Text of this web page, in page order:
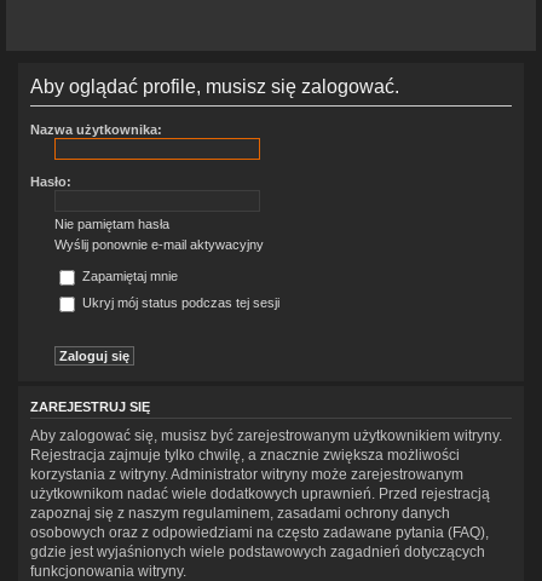
Aby oglądać profile, musisz się zalogować.
Nazwa użytkownika:
Hasło:
Nie pamiętam hasła
Wyślij ponownie e-mail aktywacyjny
Zapamiętaj mnie
Ukryj mój status podczas tej sesji
ZAREJESTRUJ SIĘ
Aby zalogować się, musisz być zarejestrowanym użytkownikiem witryny.
Rejestracja zajmuje tylko chwilę, a znacznie zwiększa możliwości
korzystania z witryny. Administrator witryny może zarejestrowanym
użytkownikom nadać wiele dodatkowych uprawnień. Przed rejestracją
zapoznaj się z naszym regulaminem, zasadami ochrony danych
osobowych oraz z odpowiedziami na często zadawane pytania (FAQ),
gdzie jest wyjaśnionych wiele podstawowych zagadnień dotyczących
funkcjonowania witryny.